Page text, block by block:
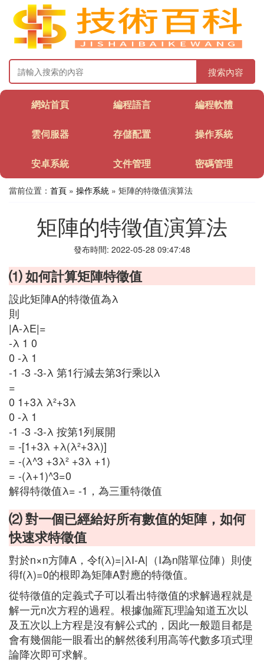
搜索內容
網站首頁 編程語言 編程軟體
雲伺服器 存儲配置 操作系統
安卓系統 文件管理 密碼管理
當前位置： 首頁 » 操作系統 » 矩陣的特徵值演算法
矩陣的特徵值演算法
發布時間: 2022-05-28 09:47:48
⑴ 如何計算矩陣特徵值
設此矩陣A的特徵值為λ
則
|A-λE|=
-λ 1 0
0 -λ 1
-1 -3 -3-λ 第1行減去第3行乘以λ
=
0 1+3λ λ²+3λ
0 -λ 1
-1 -3 -3-λ 按第1列展開
= -[1+3λ +λ(λ²+3λ)]
= -(λ^3 +3λ² +3λ +1)
= -(λ+1)^3=0
解得特徵值λ= -1，為三重特徵值
⑵ 對一個已經給好所有數值的矩陣，如何
快速求特徵值
對於n×n方陣A，令f(λ)=|λI-A|（I為n階單位陣）則使
得f(λ)=0的根即為矩陣A對應的特徵值。
從特徵值的定義式子可以看出特徵值的求解過程就是
解一元n次方程的過程。根據伽羅瓦理論知道五次以
及五次以上方程是沒有解公式的，因此一般題目都是
會有幾個能一眼看出的解然後利用高等代數多項式理
論降次即可求解。